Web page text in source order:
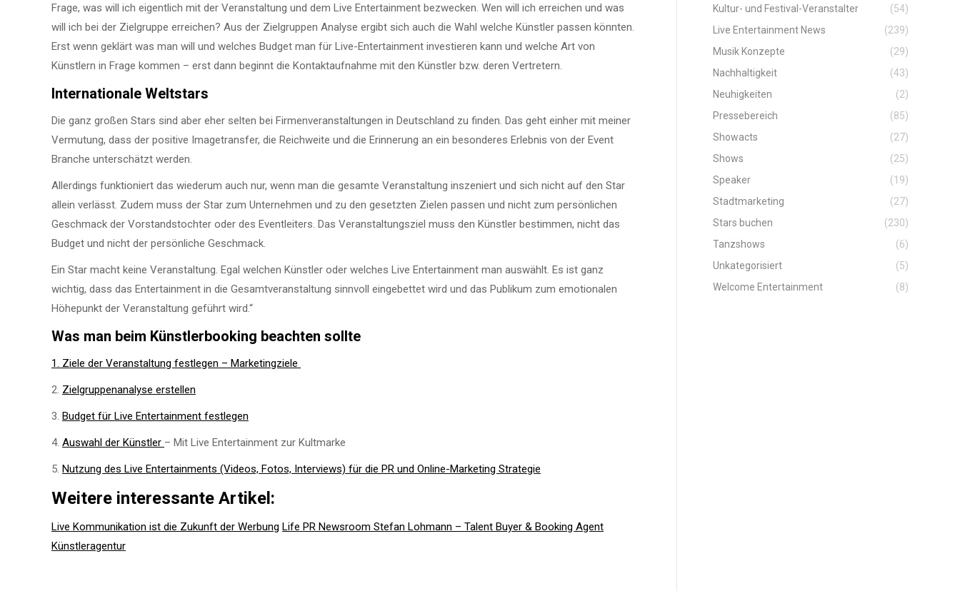
Frage, was will ich eigentlich mit der Veranstaltung und dem Live Entertainment bezwecken. Wen will ich erreichen und was
will ich bei der Zielgruppe erreichen? Aus der Zielgruppen Analyse ergibt sich auch die Wahl welche Künstler passen könnten.
Erst wenn geklärt was man will und welches Budget man für Live-Entertainment investieren kann und welche Art von
Künstlern in Frage kommen – erst dann beginnt die Kontaktaufnahme mit den Künstler bzw. deren Vertretern.
Internationale Weltstars
Die ganz großen Stars sind aber eher selten bei Firmenveranstaltungen in Deutschland zu finden. Das geht einher mit meiner
Vermutung, dass der positive Imagetransfer, die Reichweite und die Erinnerung an ein besonderes Erlebnis von der Event
Branche unterschätzt werden.
Allerdings funktioniert das wiederum auch nur, wenn man die gesamte Veranstaltung inszeniert und sich nicht auf den Star
allein verlässt. Zudem muss der Star zum Unternehmen und zu den gesetzten Zielen passen und nicht zum persönlichen
Geschmack der Vorstandstochter oder des Eventleiters. Das Veranstaltungsziel muss den Künstler bestimmen, nicht das
Budget und nicht der persönliche Geschmack.
Ein Star macht keine Veranstaltung. Egal welchen Künstler oder welches Live Entertainment man auswählt. Es ist ganz
wichtig, dass das Entertainment in die Gesamtveranstaltung sinnvoll eingebettet wird und das Publikum zum emotionalen
Höhepunkt der Veranstaltung geführt wird.“
Was man beim Künstlerbooking beachten sollte
1. Ziele der Veranstaltung festlegen – Marketingziele
2. Zielgruppenanalyse erstellen
3. Budget für Live Entertainment festlegen
4. Auswahl der Künstler – Mit Live Entertainment zur Kultmarke
5. Nutzung des Live Entertainments (Videos, Fotos, Interviews) für die PR und Online-Marketing Strategie
Weitere interessante Artikel:
Live Kommunikation ist die Zukunft der Werbung Life PR Newsroom Stefan Lohmann – Talent Buyer & Booking Agent
Künstleragentur
Kultur- und Festival-Veranstalter
(54)
Live Entertainment News
(239)
Musik Konzepte
(29)
Nachhaltigkeit
(43)
Neuhigkeiten
(2)
Pressebereich
(85)
Showacts
(27)
Shows
(25)
Speaker
(19)
Stadtmarketing
(27)
Stars buchen
(230)
Tanzshows
(6)
Unkategorisiert
(5)
Welcome Entertainment
(8)